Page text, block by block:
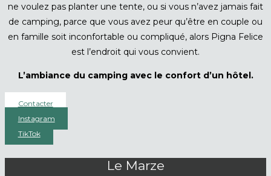
ne voulez pas planter une tente, ou si vous n’avez jamais fait
de camping, parce que vous avez peur qu’être en couple ou
en famille soit inconfortable ou compliqué, alors Pigna Felice
est l’endroit qui vous convient.
L’ambiance du camping avec le confort d’un hôtel.
Contacter
Instagram
TikTok
Le Marze